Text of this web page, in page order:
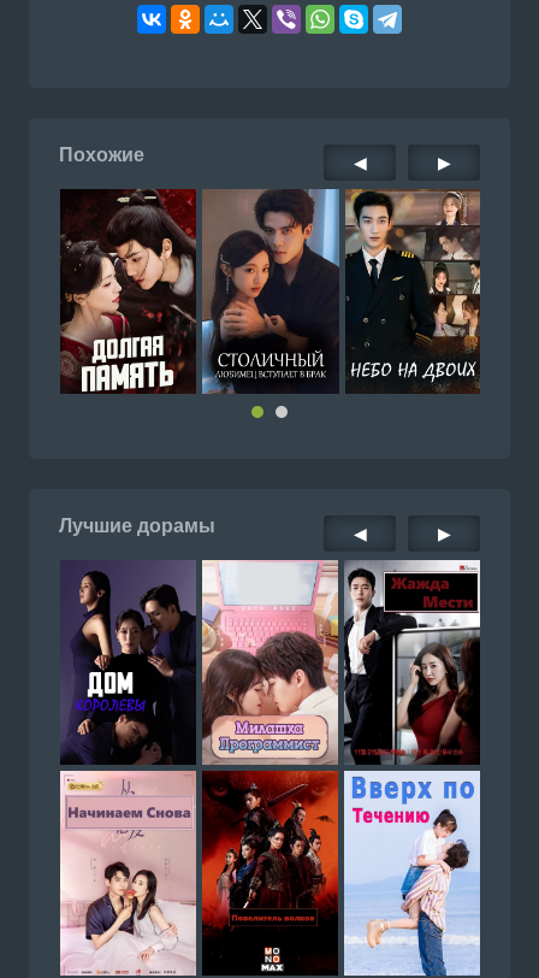
Похожие ◀ ▶
Лучшие дорамы ◀ ▶